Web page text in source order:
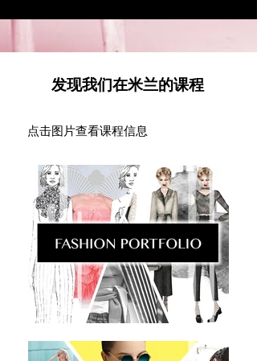
发现我们在米兰的课程
点击图片查看课程信息